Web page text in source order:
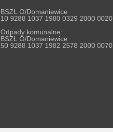
BSZŁ O/Domaniewice
10 9288 1037 1980 0329 2000 0020
Odpady komunalne:
BSZŁ O/Domaniewice
50 9288 1037 1982 2578 2000 0070